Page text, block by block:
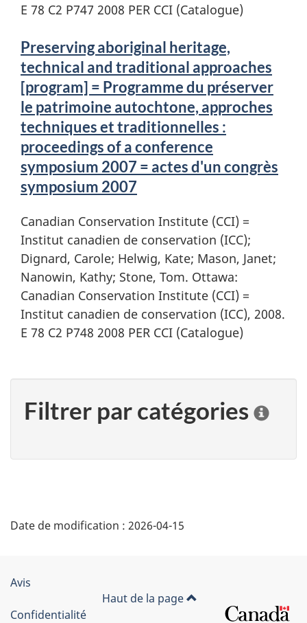
E 78 C2 P747 2008 PER CCI (Catalogue)
Preserving aboriginal heritage,
technical and traditional approaches
[program] = Programme du préserver
le patrimoine autochtone, approches
techniques et traditionnelles :
proceedings of a conference
symposium 2007 = actes d'un congrès
symposium 2007
Canadian Conservation Institute (CCI) =
Institut canadien de conservation (ICC);
Dignard, Carole; Helwig, Kate; Mason, Janet;
Nanowin, Kathy; Stone, Tom. Ottawa:
Canadian Conservation Institute (CCI) =
Institut canadien de conservation (ICC), 2008.
E 78 C2 P748 2008 PER CCI (Catalogue)
Filtrer par catégories
q
c
D
Date de modification : 2026-04-15
Organisation
du
Avis
Confidentialité
Haut de la page